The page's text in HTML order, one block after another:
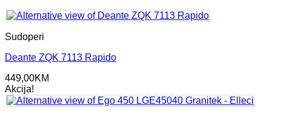
Sudoperi
Deante ZQK 7113 Rapido
449,00KM
Akcija!